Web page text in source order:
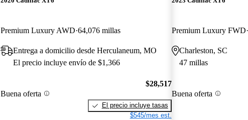
Premium Luxury AWD 64,076 millas
Entrega a domicilio desde Herculaneum, MO
El precio incluye envío de $1,366
Buena oferta
$28,517
El precio incluye tasas
$545/mes est.
Premium Luxury FWD
Charleston, SC
47 millas
Buena oferta